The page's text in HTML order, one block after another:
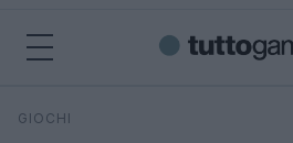
Cerca
GIOCHI